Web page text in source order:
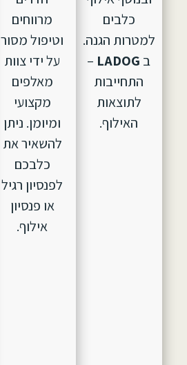
כלבים
למטרות הגנה.
ב LADOG
–
התחייבות
לתוצאות
האילוף.
מרווחים
וטיפול מסור
על ידי צוות
מאלפים
מקצועי
ומיומן. ניתן
להשאיר את
כלבכם
לפנסיון רגיל
או פנסיון
אילוף.